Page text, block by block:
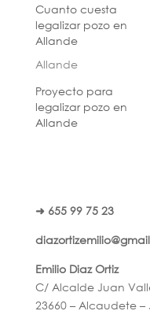
Cuanto cuesta
legalizar pozo en
Allande
Allande
Proyecto para
legalizar pozo en
Allande
➜ 655 99 75 23
Emilio Diaz Ortiz
C/ Alcalde Juan
23660 – Alcaudete –